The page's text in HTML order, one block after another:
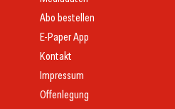
Abo bestellen
E-Paper App
Kontakt
Impressum
Offenlegung